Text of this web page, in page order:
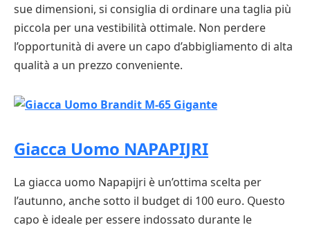
sue dimensioni, si consiglia di ordinare una taglia più
piccola per una vestibilità ottimale. Non perdere
l’opportunità di avere un capo d’abbigliamento di alta
qualità a un prezzo conveniente.
Giacca Uomo NAPAPIJRI
La giacca uomo Napapijri è un’ottima scelta per
l’autunno, anche sotto il budget di 100 euro. Questo
capo è ideale per essere indossato durante le